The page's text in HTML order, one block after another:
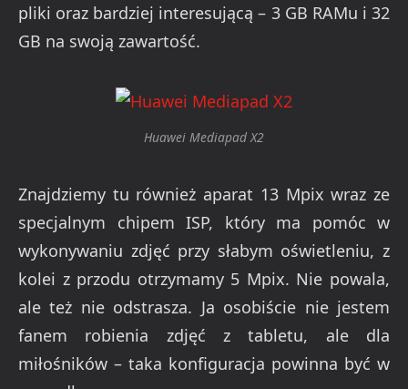
pliki oraz bardziej interesującą – 3 GB RAMu i 32
GB na swoją zawartość.
Huawei Mediapad X2
Znajdziemy tu również aparat 13 Mpix wraz ze
specjalnym chipem ISP, który ma pomóc w
wykonywaniu zdjęć przy słabym oświetleniu, z
kolei z przodu otrzymamy 5 Mpix. Nie powala,
ale też nie odstrasza. Ja osobiście nie jestem
fanem robienia zdjęć z tabletu, ale dla
miłośników – taka konfiguracja powinna być w